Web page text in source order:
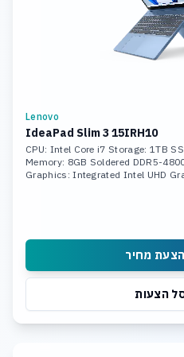
Lenovo
IdeaPad Slim 3 15IRH10
CPU: Intel Core i7 Storage: 1TB
Memory: 8GB Soldered DDR5-
Graphics: Integrated Intel UHD
מחיר
הצעות